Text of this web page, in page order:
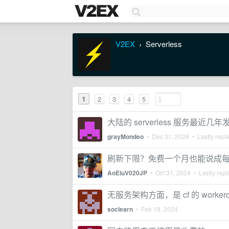
V2EX › Serverless
1 2 3 4 5
大陆的 serverless 服务最近几年
grayMondeo • Dec 31, 2024 • Lastly
刷新下限？免费一个月也能说成
AoEiuV020JP • Oct 31, 2024 • Lastly
无服务架构方面，是 cf 的
soclearn • Feb 19, 2024